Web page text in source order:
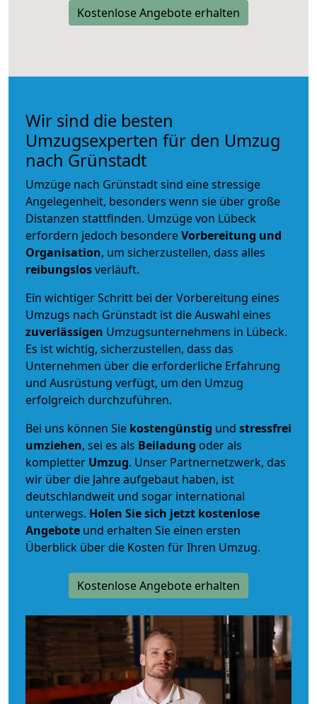
Kostenlose Angebote erhalten
Wir sind die besten
Umzugsexperten für den Umzug
nach Grünstadt
Umzüge nach Grünstadt sind eine stressige
Angelegenheit, besonders wenn sie über große
Distanzen stattfinden. Umzüge von Lübeck
erfordern jedoch besondereVorbereitung und
Organisation, um sicherzustellen, dass alles
reibungslosverläuft.
Ein wichtiger Schritt bei der Vorbereitung eines
Umzugs nach Grünstadt ist die Auswahl eines
zuverlässigen Umzugsunternehmens in Lübeck.
Es ist wichtig, sicherzustellen, dass das
Unternehmen über die erforderliche Erfahrung
und Ausrüstung verfügt, um den Umzug
erfolgreich durchzuführen.
Bei uns können Sie kostengünstig und stressfrei
umziehen, sei es als Beiladung oder als
kompletter Umzug. Unser Partnernetzwerk, das
wir über die Jahre aufgebaut haben, ist
deutschlandweit und sogar international
unterwegs. Holen Sie sich jetzt kostenlose
Angebote und erhalten Sie einen ersten
Überblick über die Kosten für Ihren Umzug.
Kostenlose Angebote erhalten